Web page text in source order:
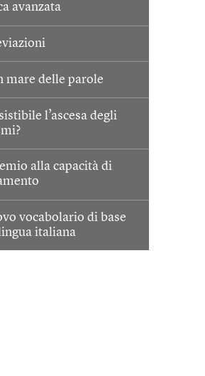
avanzata
mare delle parole
l’ascesa degli
alla capacità di
vocabolario di base
italiana